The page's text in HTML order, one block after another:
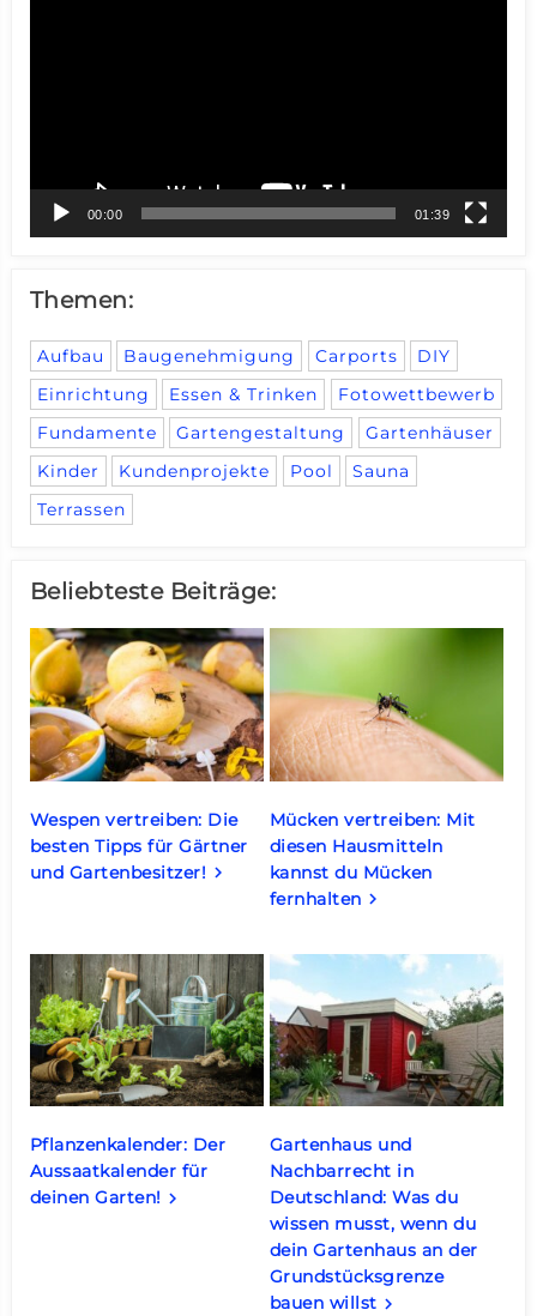
00:00 01:39
Themen:
Aufbau Baugenehmigung Carports
DIY
Einrichtung
Essen & Trinken
Fotowettbewerb
Fundamente
Gartengestaltung
Gartenhäuser
Kinder
Kundenprojekte Pool
Sauna
Terrassen
Beliebteste Beiträge:
Wespen vertreiben: Die
besten Tipps für Gärtner
und Gartenbesitzer! keyboard_arrow_right
Mücken vertreiben: Mit
diesen Hausmitteln
kannst du Mücken
fernhalten keyboard_arrow_right
Pflanzenkalender: Der
Aussaatkalender für
deinen Garten! keyboard_arrow_right
Gartenhaus und
Nachbarrecht in
Deutschland: Was du
wissen musst, wenn du
dein Gartenhaus an der
Grundstücksgrenze
bauen willst keyboard_arrow_right